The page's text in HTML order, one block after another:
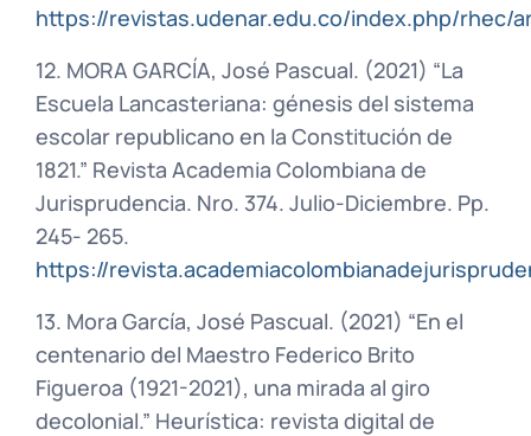
https://revistas.udenar.edu.co/index.php/rhec/
12. MORA GARCÍA, José Pascual. (2021) “La
Escuela Lancasteriana: génesis del sistema
escolar republicano en la Constitución de
1821.” Revista Academia Colombiana de
Jurisprudencia. Nro. 374. Julio-Diciembre. Pp.
245- 265.
https://
13. Mora García, José Pascual. (2021) “En el
centenario del Maestro Federico Brito
Figueroa (1921-2021), una mirada al giro
decolonial.” Heurística: revista digital de